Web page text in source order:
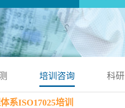
培训咨询 科
系ISO17025培训